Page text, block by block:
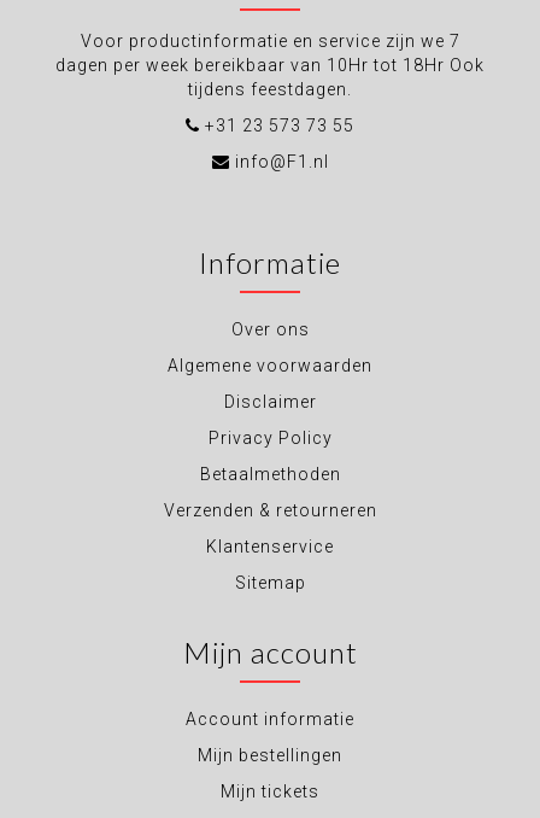
Voor productinformatie en service zijn we 7
dagen per week bereikbaar van 10Hr tot 18Hr Ook
tijdens feestdagen.
+31 23 573 73 55
info@F1.nl
Informatie
Over ons
Algemene voorwaarden
Disclaimer
Privacy Policy
Betaalmethoden
Verzenden & retourneren
Klantenservice
Sitemap
Mijn account
Account informatie
Mijn bestellingen
Mijn tickets